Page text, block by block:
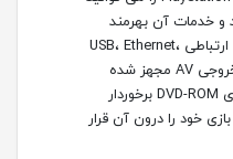
و خدمات آن بهرمند
شوید. این دستگاه به پورت های ارتباطی USB، Ethernet،
Fast Ethernet BaseT10/100 و خروجی AV مجهز شده
است و همچنین از یک درایو نوری DVD-ROM برخوردار
خود را درون آن قرار